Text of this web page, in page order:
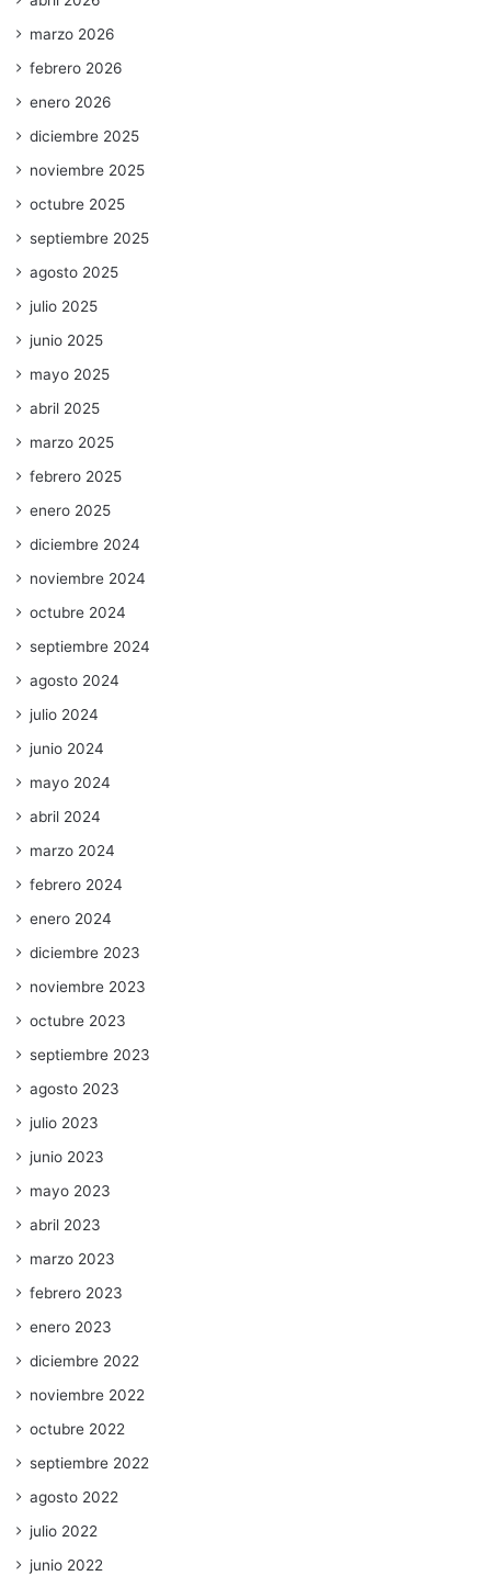
marzo 2026
febrero 2026
enero 2026
diciembre 2025
noviembre 2025
octubre 2025
septiembre 2025
agosto 2025
julio 2025
junio 2025
mayo 2025
abril 2025
marzo 2025
febrero 2025
enero 2025
diciembre 2024
noviembre 2024
octubre 2024
septiembre 2024
agosto 2024
julio 2024
junio 2024
mayo 2024
abril 2024
marzo 2024
febrero 2024
enero 2024
diciembre 2023
noviembre 2023
octubre 2023
septiembre 2023
agosto 2023
julio 2023
junio 2023
mayo 2023
abril 2023
marzo 2023
febrero 2023
enero 2023
diciembre 2022
noviembre 2022
octubre 2022
septiembre 2022
agosto 2022
julio 2022
junio 2022